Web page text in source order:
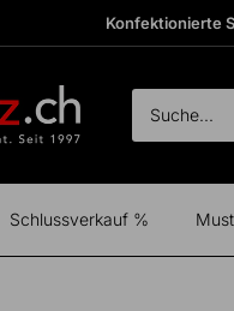
Konfektionierte
Schlussverkauf %